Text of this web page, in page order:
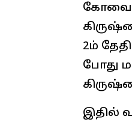
கோவை
2ம்
போது
இதில்